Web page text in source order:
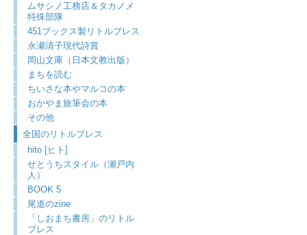
ムサシノ工務店＆タカノメ
特殊部隊
451ブックス製リトルプレス
永瀬清子現代詩賞
岡山文庫（日本文教出版）
まちを読む
ちいさな本やマルコの本
おかやま旅筆会の本
その他
全国のリトルプレス
hito [ヒト]
せとうちスタイル（瀬戸内
人）
BOOK 5
尾道のzine
「しおまち書房」のリトル
プレス